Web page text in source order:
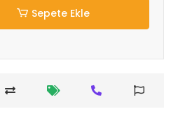
Sepete Ekle